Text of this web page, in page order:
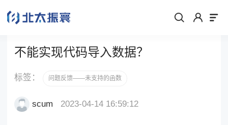
不能实现代码导入数据？
标签： 问题反馈——未支持的函数
scum 2023-04-14 16:59:12